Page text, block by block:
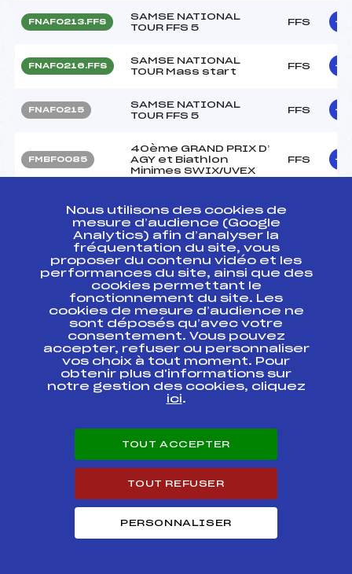
FNAF0213.FFS
SAMSE NATIONAL
TOUR FFS 5
FFS
FNAF0216.FFS
SAMSE NATIONAL
TOUR Mass start
FFS
FNAF0215
SAMSE NATIONAL
TOUR FFS 5
FFS
FMBF0085
40ème GRAND PRIX D’
AGY et Biathlon
Minimes SWIX/UVEX
FFS
FMBF0087.FFS
40ème GRAND PRIX D’
AGY et Biathlon
Minimes SWIX/UVEX
FNAF0132.FFS
LA
TRANS'CHAMPSAURINE
FFS
FNAF0142.FFS
SAMSE NATIONAL
TOUR FFS 4
FFS
FNAF0112
40ème ENVOLEE
NORDIQUE
FFS
SAMSE NATIONAL
TOUR FFS 3
TOUR FFS 3
SAMSE NATIONAL
TOUR KO QUALIF
SAMSE NATIONAL
Nous utilisons des cookies de
mesure d’audience (Google
Analytics) afin d’analyser la
fréquentation du site, vous
proposer du contenu vidéo et les
performances du site, ainsi que des
cookies permettant le
fonctionnement du site. Les
cookies de mesure d’audience ne
sont déposés qu’avec votre
consentement. Vous pouvez
accepter, refuser ou personnaliser
vos choix à tout moment. Pour
obtenir plus d'informations sur
notre gestion des cookies, cliquez
ici.
TOUT ACCEPTER
TOUT REFUSER
PERSONNALISER